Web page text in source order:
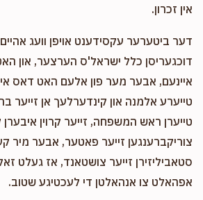
אין זכרון.
דער ביטערער עקסידענט אויפן וועג
דוכגעריסן כלל ישראל'ס הערצער, און
איינעם, אבער מער פון אלעם האט דאס
טייערע אלמנה און קינדערלעך אן זייער
טייערן ראש המשפחה, זייער קרוין
צוריקברענגען זייער פאטער, אבער מיר
סטאביליזירן זייער צושטאנד, אז געלט
אפהאלט צו אנהאלטן די לעכטיגע שטוב.